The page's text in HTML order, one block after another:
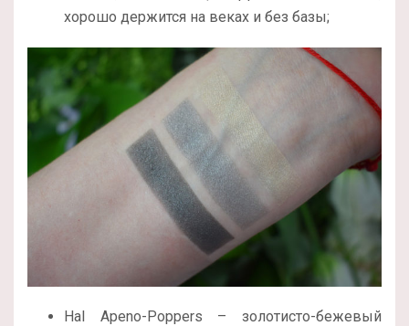
хорошо держится на веках и без базы;
Hal Apeno-Poppers – золотисто-бежевый